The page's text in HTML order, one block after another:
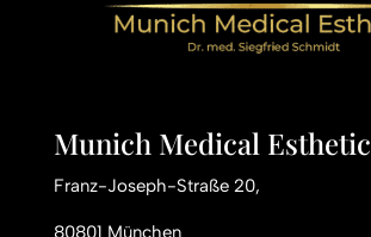
Munich Medical Esthetic
Franz-Joseph-Straße 20,
80801 München